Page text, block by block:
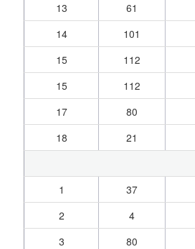
13
61
14
101
15
112
15
112
17
80
18
21
1 37
2
4
3
80